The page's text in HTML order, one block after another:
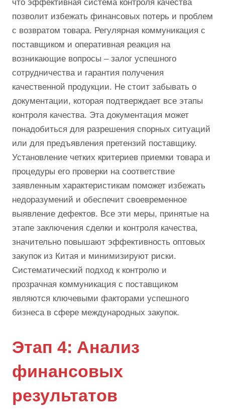
что эффективная система контроля качества
позволит избежать финансовых потерь и проблем
с возвратом товара. Регулярная коммуникация с
поставщиком и оперативная реакция на
возникающие вопросы – залог успешного
сотрудничества и гарантия получения
качественной продукции. Не стоит забывать о
документации, которая подтверждает все этапы
контроля качества. Эта документация может
понадобиться для разрешения спорных ситуаций
или для предъявления претензий поставщику.
Установление четких критериев приемки товара и
процедуры его проверки на соответствие
заявленным характеристикам поможет избежать
недоразумений и обеспечит своевременное
выявление дефектов. Все эти меры, принятые на
этапе заключения сделки и контроля качества,
значительно повышают эффективность оптовых
закупок из Китая и минимизируют риски.
Систематический подход к контролю и
прозрачная коммуникация с поставщиком
являются ключевыми факторами успешного
бизнеса в сфере международных закупок.
Этап 4: Анализ
финансовых
результатов